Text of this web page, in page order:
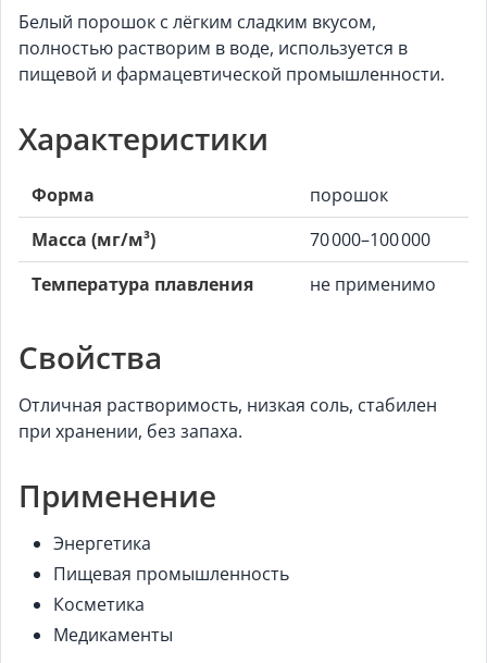
Белый порошок с лёгким сладким вкусом,
полностью растворим в воде, используется в
пищевой и фармацевтической промышленности.
Характеристики
Форма
порошок
Масса (мг/м³)
70 000–100 000
Температура плавления
не применимо
Свойства
Отличная растворимость, низкая соль, стабилен
при хранении, без запаха.
Применение
Энергетика
Пищевая промышленность
Косметика
Медикаменты